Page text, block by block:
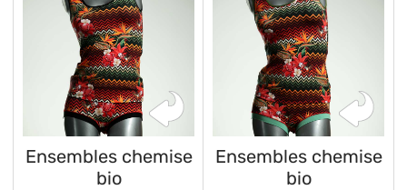
Ensembles chemise
bio
Ensembles chemise
bio